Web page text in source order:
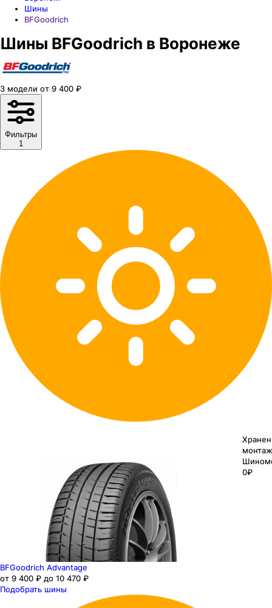
Шины
BFGoodrich
Шины BFGoodrich в Воронеже
3 модели от 9 400 ₽
Фильтры
1
0₽
BFGoodrich Advantage
от 9 400 ₽ до 10 470 ₽
Подобрать шины